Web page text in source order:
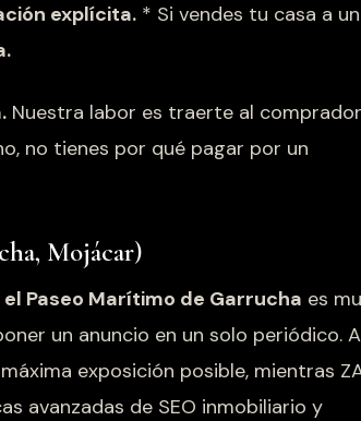
explícita. * Si vendes tu casa a un
Nuestra labor es traerte al comprador
no tienes por qué pagar por un
Mojácar)
Paseo Marítimo de Garrucha es
un anuncio en un solo periódico.
exposición posible, mientras
avanzadas de SEO inmobiliario y